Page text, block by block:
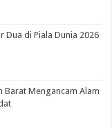
Dua di Piala Dunia 2026
Barat Mengancam Alam